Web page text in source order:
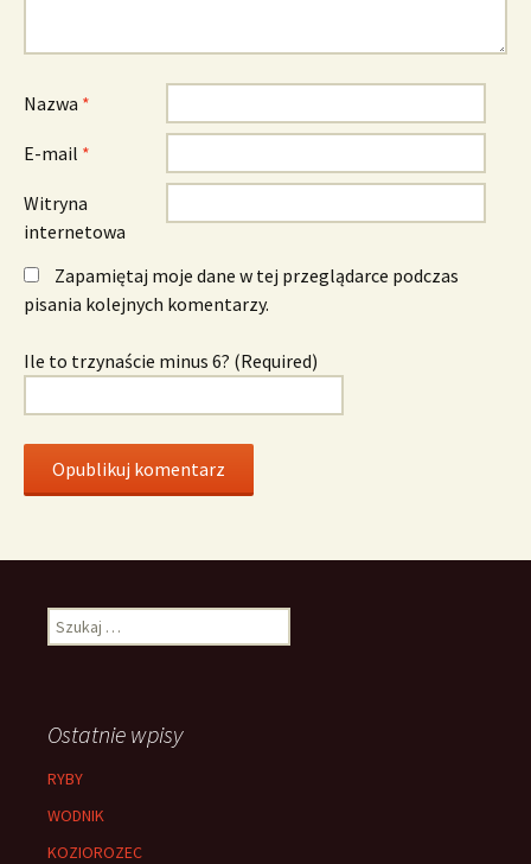
Nazwa *
E-mail *
Witryna
internetowa
Zapamiętaj moje dane w tej przeglądarce podczas
pisania kolejnych komentarzy.
Ile to trzynaście minus 6? (Required)
Szukaj:
Ostatnie wpisy
RYBY
WODNIK
KOZIOROZEC